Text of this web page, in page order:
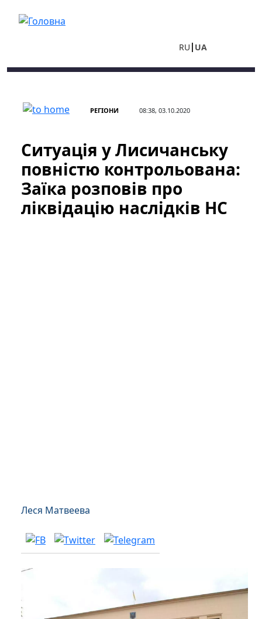
RU UA
РЕГІОНИ 08:38, 03.10.2020
Ситуація у Лисичанську
повністю контрольована:
Заїка розповів про
ліквідацію наслідків НС
Леся Матвеева